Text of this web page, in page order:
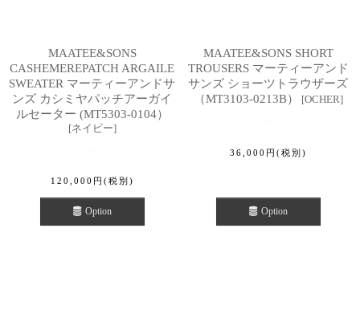
MAATEE&SONS
CASHEMEREPATCH ARGAILE
SWEATER マーティーアンドサ
ンズ カシミヤパッチアーガイ
ルセーター (MT5303-0104）
[ネイビー]
120,000 円 (税別)
Option
MAATEE&SONS SHORT
TROUSERS マーティーアンド
サンズ ショーツトラウザーズ
（MT3103-0213B）
[OCHER]
36,000 円 (税別)
Option